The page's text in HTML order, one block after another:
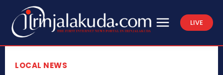
LIVE
LOCAL NEWS